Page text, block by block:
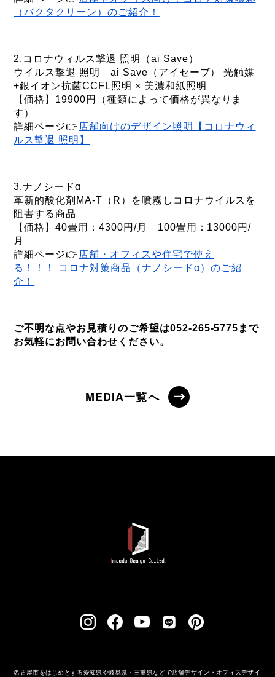
（バクタクリーン）のご紹介！
2.コロナウィルス撃退 照明（ai Save）
ウイルス撃退 照明 ai Save（アイセーブ） 光触媒
+銀イオン抗菌CCFL照明 × 美濃和紙照明
【価格】19900円（種類によって価格が異なりま
す）
詳細ページ👉 店舗向けのデザイン照明【コロナウィ
ルス撃退 照明】
3.ナノシードα
革新的酸化剤MA-T（R）を噴霧しコロナウイルスを
阻害する商品
【価格】40畳用：4300円/月 100畳用：13000円/
月
詳細ページ👉 店舗・オフィスや住宅で使え
る！！！ コロナ対策商品（ナノシードα）のご紹
介！
ご不明な点やお見積りのご希望は052-265-5775まで
お気軽にお問い合わせください。
MEDIA一覧へ
名古屋市をはじめとする愛知県や岐阜県・三重県などで店舗デザイン・オフィスデザイ